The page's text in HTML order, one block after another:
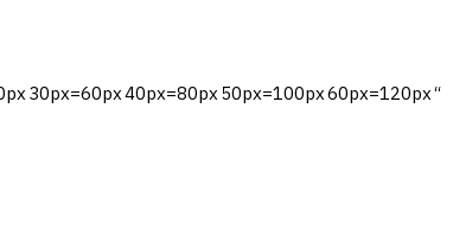
30px=60px40px=80px50px=100px60px=120px“